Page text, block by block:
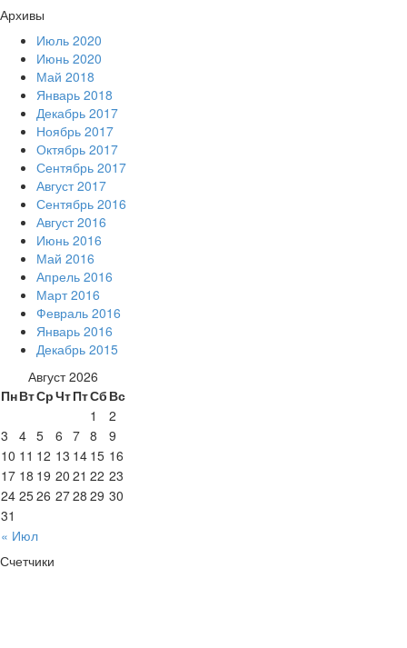
Архивы
Июль 2020
Июнь 2020
Май 2018
Январь 2018
Декабрь 2017
Ноябрь 2017
Октябрь 2017
Сентябрь 2017
Август 2017
Сентябрь 2016
Август 2016
Июнь 2016
Май 2016
Апрель 2016
Март 2016
Февраль 2016
Январь 2016
Декабрь 2015
Август 2026
ПнВтСрЧтПтСб Вс
« Июл
1
2
3
4 5 6 7 8
9
10 11 12 13 14 15 16
17 18 19 20 21 22 23
24 2526 2728 29 30
31
Счетчики